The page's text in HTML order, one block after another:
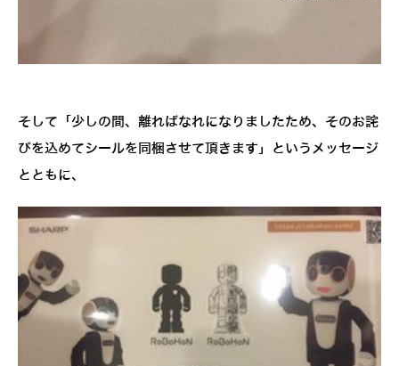
そして「少しの間、離ればなれになりましたため、そのお詫
びを込めてシールを同梱させて頂きます」というメッセージ
とともに、